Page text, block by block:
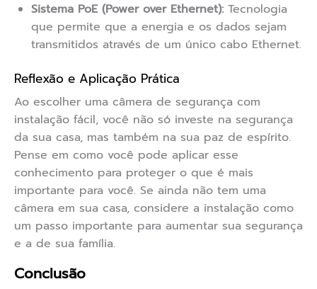
Sistema PoE (Power over Ethernet): Tecnologia
que permite que a energia e os dados sejam
transmitidos através de um único cabo Ethernet.
Reflexão e Aplicação Prática
Ao escolher uma câmera de segurança com
instalação fácil, você não só investe na segurança
da sua casa, mas também na sua paz de espírito.
Pense em como você pode aplicar esse
conhecimento para proteger o que é mais
importante para você. Se ainda não tem uma
câmera em sua casa, considere a instalação como
um passo importante para aumentar sua segurança
e a de sua família.
Conclusão